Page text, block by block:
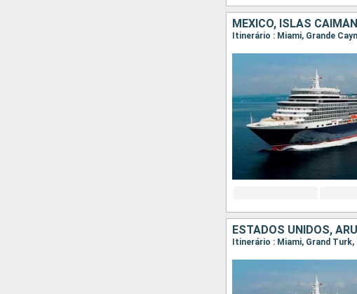
MÉXICO, ISLAS
Itinerário : Miami, Grande
ESTADOS UNIDOS,
Itinerário : Miami, Grand